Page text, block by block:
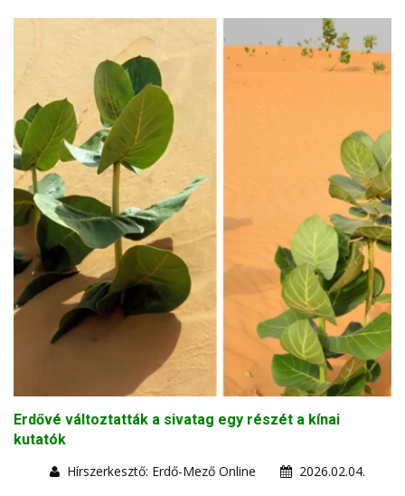
Erdővé változtatták a sivatag egy részét a kínai
kutatók
Hírszerkesztő: Erdő-Mező Online
2026.02.04.